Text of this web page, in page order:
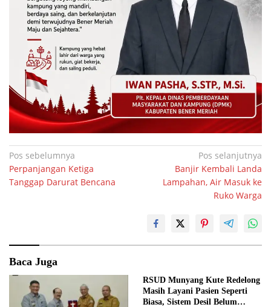
Navigasi
pos
Pos sebelumnya
Perpanjangan Ketiga
Tanggap Darurat Bencana
Pos selanjutnya
Banjir Kembali Landa
Lampahan, Air Masuk ke
Ruko Warga
Baca Juga
RSUD Munyang Kute Redelong
Masih Layani Pasien Seperti
Biasa, Sistem Desil Belum